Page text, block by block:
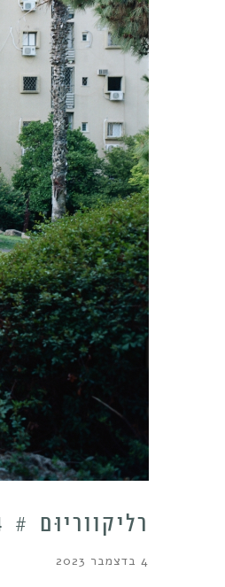
רֵליקוַוריוּם # 4 | דוד לשם
4 בדצמבר 2023